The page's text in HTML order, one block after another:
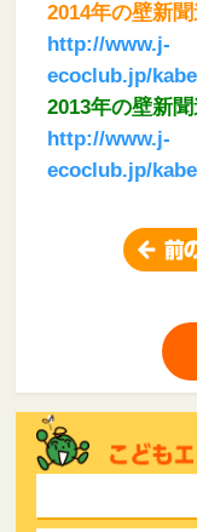
2014年の壁新
http://www.j-
ecoclub.jp/
2013年の壁新
http://www.j-
ecoclub.jp/